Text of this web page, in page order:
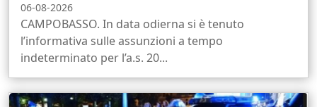
06-08-2026
CAMPOBASSO. In data odierna si è tenuto
l’informativa sulle assunzioni a tempo
indeterminato per l’a.s. 20...